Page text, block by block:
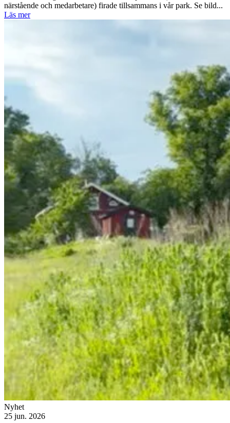
närstående och medarbetare) firade tillsammans i vår park. Se bild...
Läs mer
Nyhet
25 jun. 2026